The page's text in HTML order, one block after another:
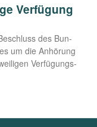
Verfügung
des Bun­
um die Anhö­rung
Ver­fü­gungs­